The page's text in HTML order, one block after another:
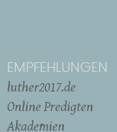
EMPFEHLUNGEN
luther2017.de
Online Predigten
Akademien